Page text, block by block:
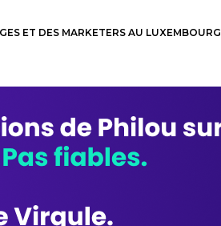
ET DES MARKETERS AU LUXEMBOURG